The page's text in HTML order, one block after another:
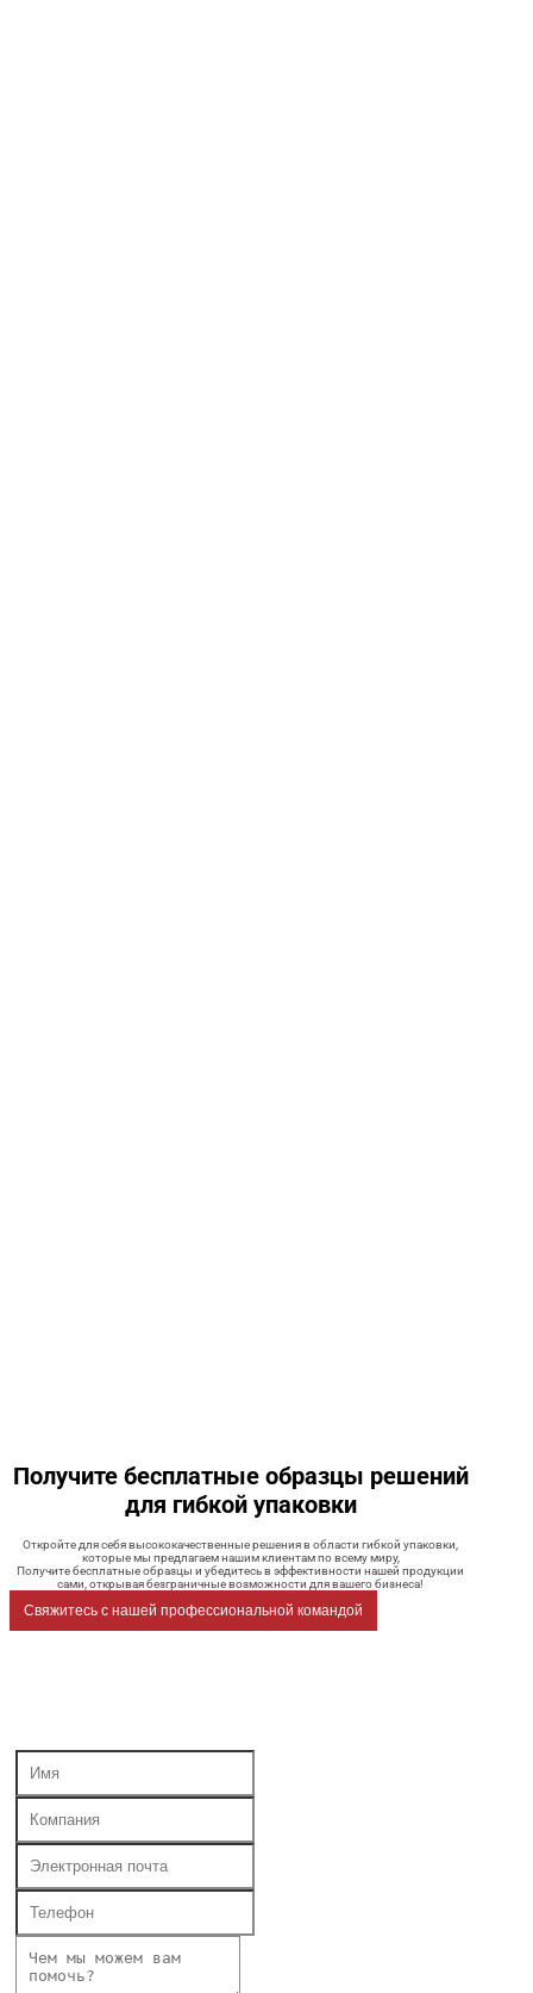
Получите бесплатные образцы решений
для гибкой упаковки
Откройте для себя высококачественные решения в области гибкой упаковки,
которые мы предлагаем нашим клиентам по всему миру,
Получите бесплатные образцы и убедитесь в эффективности нашей продукции
сами, открывая безграничные возможности для вашего бизнеса!
Свяжитесь с нашей профессиональной командой